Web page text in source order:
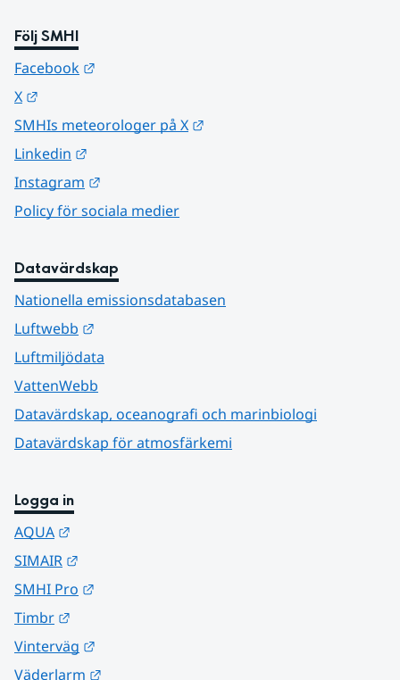
Följ SMHI
Facebook
X
SMHIs meteorologer på X
Linkedin
Instagram
Policy för sociala medier
Datavärdskap
Nationella emissionsdatabasen
Luftwebb
Luftmiljödata
VattenWebb
Datavärdskap, oceanografi och marinbiologi
Datavärdskap för atmosfärkemi
Logga in
AQUA
SIMAIR
SMHI Pro
Timbr
Vinterväg
Väderlarm